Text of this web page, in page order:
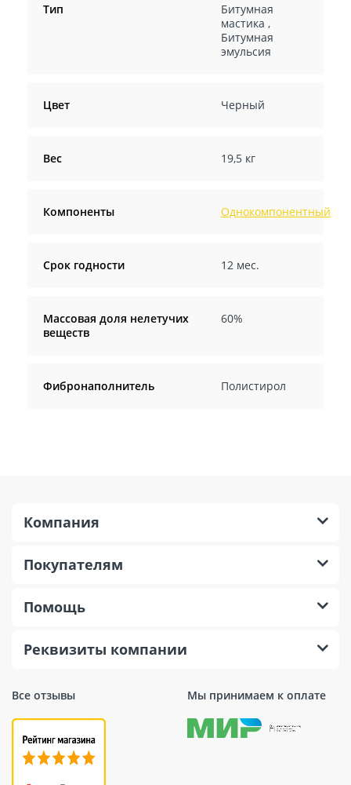
Тип
Битумная
мастика ,
Битумная
эмульсия
Цвет Черный
Вес 19,5 кг
Компоненты Однокомпонентный
Срок годности 12 мес.
Массовая доля нелетучих
веществ
60%
Фибронаполнитель Полистирол
Все отзывы Мы принимаем к оплате
Компания
Покупателям
Помощь
Реквизиты компании